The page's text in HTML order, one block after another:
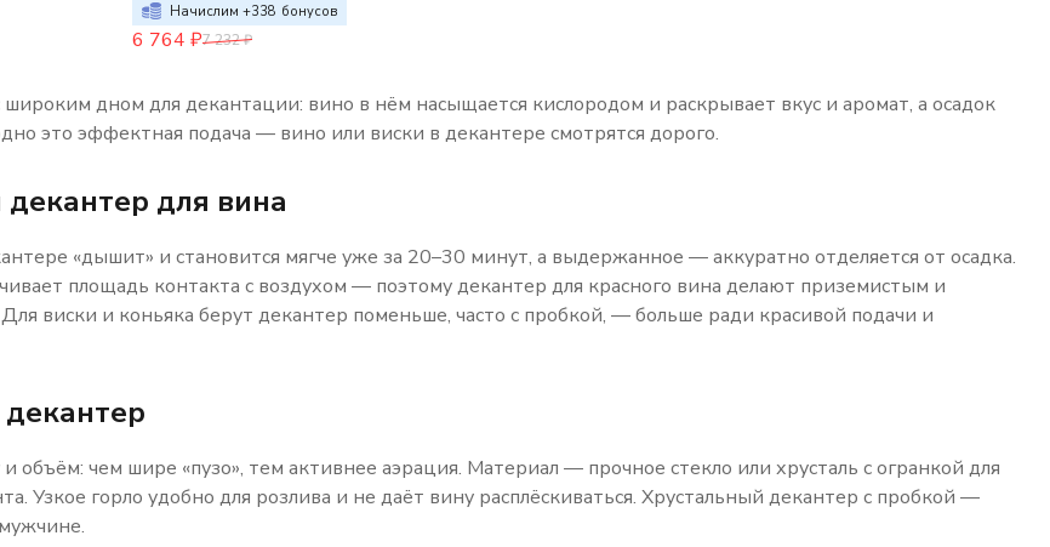
Начислим +338 бонусов
6 764 ₽7 232₽
дном для декантации: вино в нём насыщается кислородом и раскрывает вкус и аромат, а осадок
это эффектная подача — вино или виски в декантере смотрятся дорого.
для вина
«дышит» и становится мягче уже за 20–30 минут, а выдержанное — аккуратно отделяется от осадка.
площадь контакта с воздухом — поэтому декантер для красного вина делают приземистым и
виски и коньяка берут декантер поменьше, часто с пробкой, — больше ради красивой подачи и
объём: чем шире «пузо», тем активнее аэрация. Материал — прочное стекло или хрусталь с огранкой для
Узкое горло удобно для розлива и не даёт вину расплёскиваться. Хрустальный декантер с пробкой —